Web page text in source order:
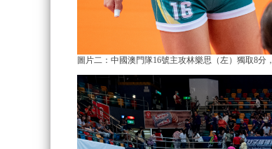
圖片二：中國澳門隊16號主攻林樂思（左）獨取8分，